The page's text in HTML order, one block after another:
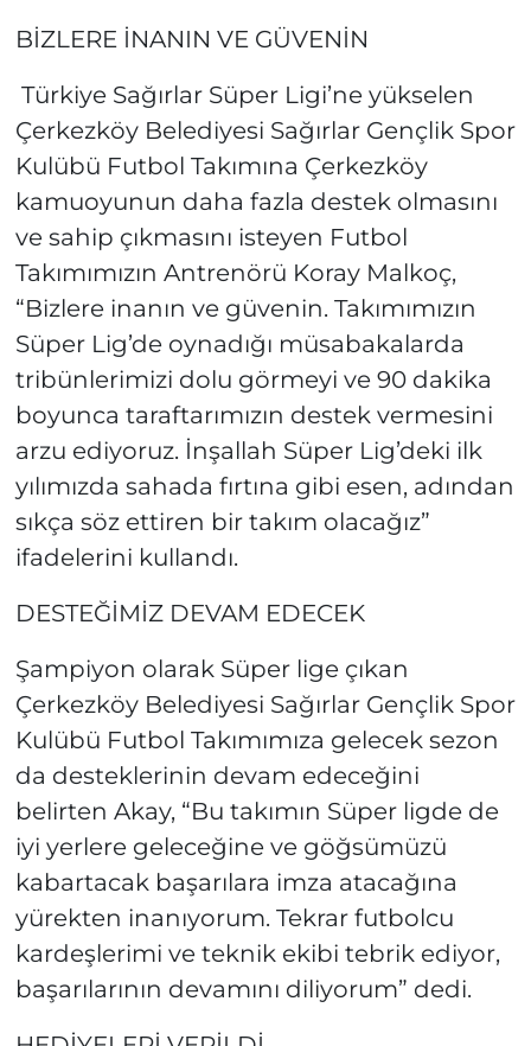
BİZLERE İNANIN VE GÜVENİN
Türkiye Sağırlar Süper Ligi’ne yükselen
Çerkezköy Belediyesi Sağırlar Gençlik Spor
Kulübü Futbol Takımına Çerkezköy
kamuoyunun daha fazla destek olmasını
ve sahip çıkmasını isteyen Futbol
Takımımızın Antrenörü Koray Malkoç,
“Bizlere inanın ve güvenin. Takımımızın
Süper Lig’de oynadığı müsabakalarda
tribünlerimizi dolu görmeyi ve 90 dakika
boyunca taraftarımızın destek vermesini
arzu ediyoruz. İnşallah Süper Lig’deki ilk
yılımızda sahada fırtına gibi esen, adından
sıkça söz ettiren bir takım olacağız”
ifadelerini kullandı.
DESTEĞİMİZ DEVAM EDECEK
Şampiyon olarak Süper lige çıkan
Çerkezköy Belediyesi Sağırlar Gençlik Spor
Kulübü Futbol Takımımıza gelecek sezon
da desteklerinin devam edeceğini
belirten Akay, “Bu takımın Süper ligde de
iyi yerlere geleceğine ve göğsümüzü
kabartacak başarılara imza atacağına
yürekten inanıyorum. Tekrar futbolcu
kardeşlerimi ve teknik ekibi tebrik ediyor,
başarılarının devamını diliyorum” dedi.